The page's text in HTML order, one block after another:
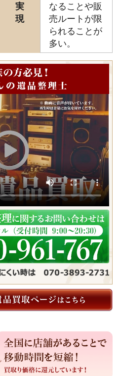
実
現
なることや販
売ルートが限
られることが
多い。